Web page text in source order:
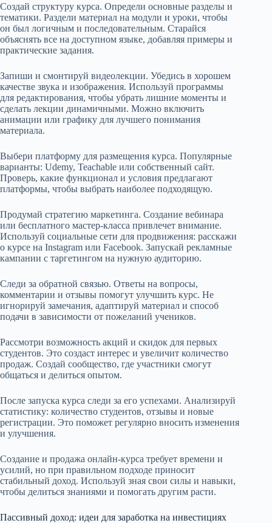
Создай структуру курса. Определи основные разделы и
тематики. Раздели материал на модули и уроки, чтобы
он был логичным и последовательным. Старайся
объяснять все на доступном языке, добавляя примеры и
практические задания.
Запиши и смонтируй видеолекции. Убедись в хорошем
качестве звука и изображения. Используй программы
для редактирования, чтобы убрать лишние моменты и
сделать лекции динамичными. Можно включить
анимации или графику для лучшего понимания
материала.
Выбери платформу для размещения курса. Популярные
варианты: Udemy, Teachable или собственный сайт.
Проверь, какие функционал и условия предлагают
платформы, чтобы выбрать наиболее подходящую.
Продумай стратегию маркетинга. Создание вебинара
или бесплатного мастер-класса привлечет внимание.
Используй социальные сети для продвижения: расскажи
о курсе на Instagram или Facebook. Запускай рекламные
кампании с таргетингом на нужную аудиторию.
Следи за обратной связью. Ответы на вопросы,
комментарии и отзывы помогут улучшить курс. Не
игнорируй замечания, адаптируй материал и способ
подачи в зависимости от пожеланий учеников.
Рассмотри возможность акций и скидок для первых
студентов. Это создаст интерес и увеличит количество
продаж. Создай сообщество, где участники смогут
общаться и делиться опытом.
После запуска курса следи за его успехами. Анализируй
статистику: количество студентов, отзывы и новые
регистрации. Это поможет регулярно вносить изменения
и улучшения.
Создание и продажа онлайн-курса требует времени и
усилий, но при правильном подходе приносит
стабильный доход. Используй зная свои силы и навыки,
чтобы делиться знаниями и помогать другим расти.
Пассивный доход: идеи для заработка на инвестициях